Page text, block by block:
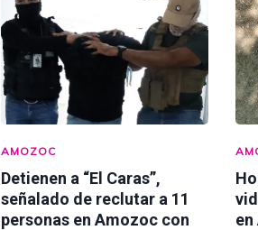
AMOZOC
Detienen a “El Caras”,
señalado de reclutar a 11
personas en Amozoc con